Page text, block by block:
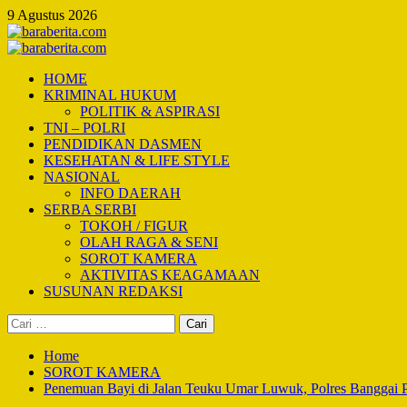
Skip
to
content
9 Agustus 2026
Primary
HOME
KRIMINAL HUKUM
POLITIK & ASPIRASI
TNI – POLRI
PENDIDIKAN DASMEN
KESEHATAN & LIFE STYLE
NASIONAL
INFO DAERAH
SERBA SERBI
TOKOH / FIGUR
OLAH RAGA & SENI
SOROT KAMERA
AKTIVITAS KEAGAMAAN
SUSUNAN REDAKSI
Cari
untuk:
Home
SOROT KAMERA
Penemuan Bayi di Jalan Teuku Umar Luwuk, Polres Banggai